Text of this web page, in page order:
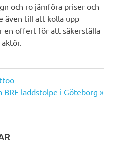
och ro jämföra priser och
även till att kolla upp
en offert för att säkerställa
laddstolpe i Göteborg